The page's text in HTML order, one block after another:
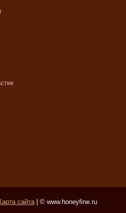
сайта| © www.honeyfine.ru